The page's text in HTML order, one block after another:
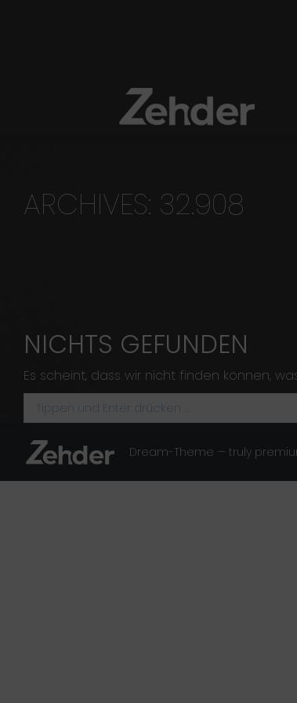
ARCHIVES: 32.908
NICHTS GEFUNDEN
Es scheint, dass wir nicht finden können,
Search:
Dream-Theme — truly